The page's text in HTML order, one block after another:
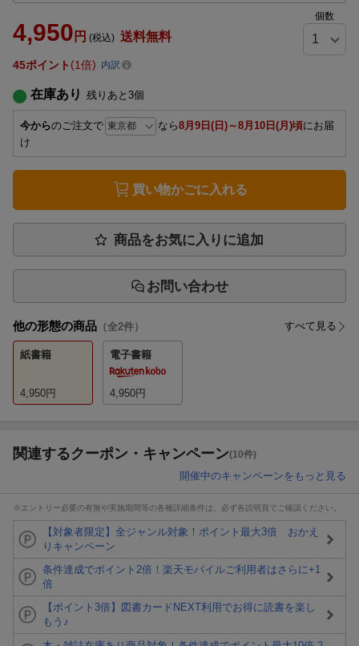
4,950 円 (税込) 送料無料
個数
45ポイント 1倍 内訳
在庫あり 残りあと 3個
今からのご注文で なら8月9日(日)～8月10日(月)頃にお届
け
買い物かごに入れる
商品をお気に入りに追加
お問い合わせ
他の形態の商品 （全2件） すべて見る
紙書籍
4,950円
電子書籍
4,950円
関連するクーポン・キャンペーン(10件)
開催中のキャンペーンをもっと見る
※エントリー必要の有無や実施期間等の各種詳細条件は、必ず各説明頁でご確認ください。
【対象者限定】全ジャンル対象！ポイント最大3倍 おかえ
りキャンペーン
条件達成でポイント2倍！楽天モバイルご利用者はさらに+1
倍
【ポイント3倍】図書カードNEXT利用でお得に読書を楽し
もう♪